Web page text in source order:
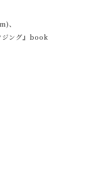
、
ジング』book